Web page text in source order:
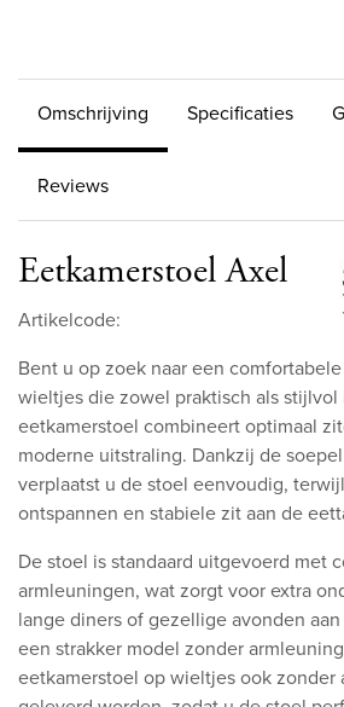
Omschrijving Specificaties
Reviews
Eetkamerstoel Axel
Artikelcode:
Bent u op zoek naar een
wieltjes die zowel praktisch als stijlvol
eetkamerstoel combineert optimaal
moderne uitstraling. Dankzij de
verplaatst u de stoel eenvoudig,
ontspannen en stabiele zit aan de
De stoel is standaard uitgevoerd met
armleuningen, wat zorgt voor extra
lange diners of gezellige avonden
een strakker model zonder
eetkamerstoel op wieltjes ook zonder